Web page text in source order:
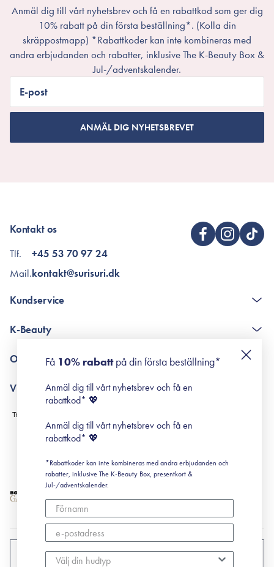
Anmäl dig till vårt nyhetsbrev och få en rabattkod som ger dig
10% rabatt på din första beställning*. (Kolla din
skräppostmapp) *Rabattkoder kan inte kombineras med
andra erbjudanden och rabatter, inklusive The K-Beauty Box &
Jul-/adventskalender.
E-post
ANMÄL DIG NYHETSBREVET
Kontakt os
Tlf.
Mail.
+45 53 70 97 24
kontakt@surisuri.dk
Kundservice
Poängshop - frågor och svar
K-Beauty
Retinol för nybörjare
Om Surisuri
Black Friday
Villkor
Leverans & Retur
Köpvillkor
Prenumerationsvillkor
Cookiepolicy
SVERIGE
Få 10% rabattpå din första beställning*
Anmäl dig till vårt nyhetsbrev och få en
rabattkod* 💖
Anmäl dig till vårt nyhetsbrev och få en
rabattkod* 💖
*Rabattkoder kan inte kombineras med andra erbjudanden och
rabatter, inklusive The K-Beauty Box, presentkort &
Jul-/adventskalender.